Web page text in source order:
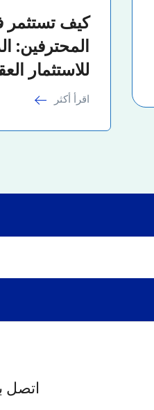
كيف تستثمر
المحترفين:
للاستثمار
اقرأ أكثر
اتصل